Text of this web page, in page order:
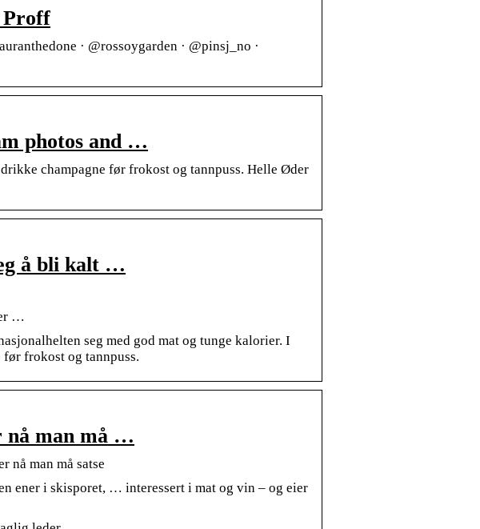
Proff
· @rossoygarden · @pinsj_no ·
photos and …
champagne før frokost og tannpuss. Helle Øder
å bli kalt …
…
seg med god mat og tunge kalorier. I
frokost og tannpuss.
nå man må …
nå man må satse
ener i skisporet, … interessert i mat og vin – og eier